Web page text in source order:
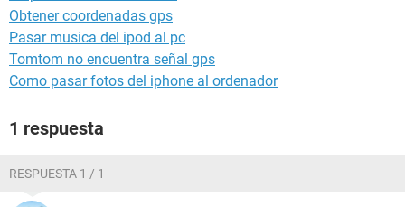
Obtener coordenadas gps
Pasar musica del ipod al pc
Tomtom no encuentra señal gps
Como pasar fotos del iphone al ordenador
1 respuesta
RESPUESTA 1 / 1